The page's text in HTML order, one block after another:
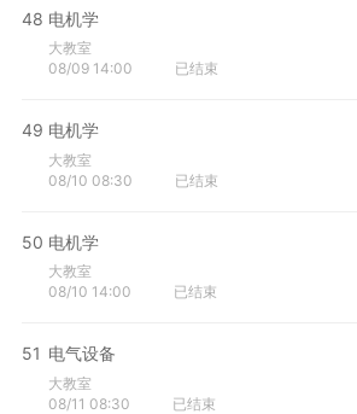
48 电机学
大教室
08/09 14:00
已结束
49 电机学
大教室
08/10 08:30
已结束
50 电机学
大教室
08/10 14:00
已结束
51 电气设备
大教室
08/11 08:30
已结束